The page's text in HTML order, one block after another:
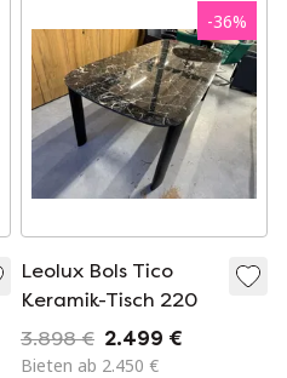
-36%
Leolux Bols Tico
Keramik-Tisch 220
3.898 € 2.499 €
Bieten ab 2.450 €